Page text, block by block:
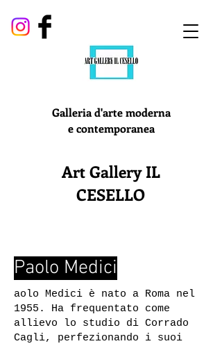
Art Gallery IL
CESELLO
Galleria d'arte moderna
e contemporanea
Paolo Medici
aolo Medici è nato a Roma nel
1955. Ha frequentato come
allievo lo studio di Corrado
Cagli, perfezionando i suoi